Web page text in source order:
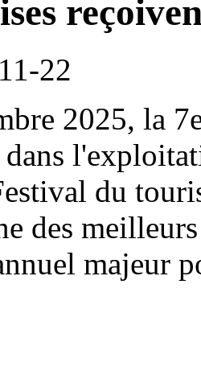
22
2025, la
du
des
majeur